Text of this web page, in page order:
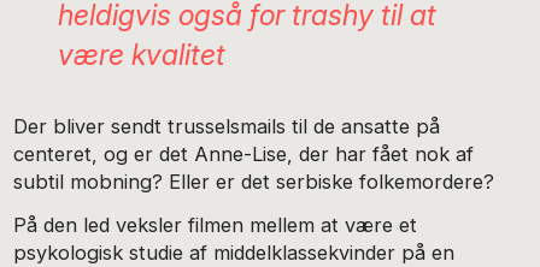
heldigvis også for trashy til at
være kvalitet
Der bliver sendt trusselsmails til de ansatte på
centeret, og er det Anne-Lise, der har fået nok af
subtil mobning? Eller er det serbiske folkemordere?
På den led veksler filmen mellem at være et
psykologisk studie af middelklassekvinder på en